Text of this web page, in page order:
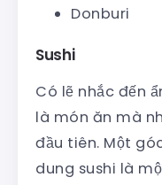
Donburi
Sushi
Có lẽ nhắc đến
là món ăn mà
đầu tiên. Một
dung sushi là